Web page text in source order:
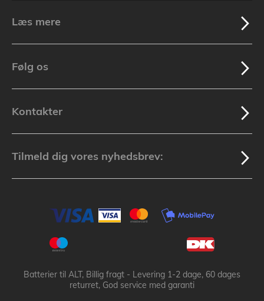
Læs mere
Følg os
Kontakter
Tilmeld dig vores nyhedsbrev:
Batterier til ALT, Billig fragt - Levering 1-2 dage, 60 dages
returret, God service med garanti